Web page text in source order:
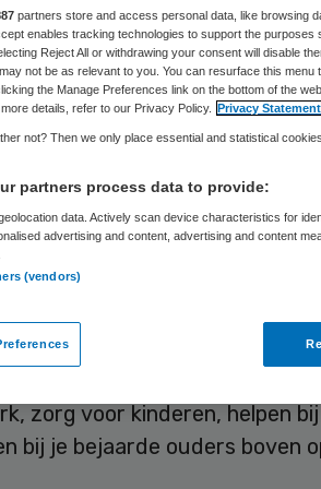
Otto Reuchlin22 januari 2014,13:37
in de thuiszorg krijgt
uur. Maar die medewerker kost
Is het vreemd dat de
zorg wordt
voor elkaar gaan zorgen.
zorg voor kinderen, helpen
bij je bejaarde ouders boven
partners store and access personal data, like browsing
enables tracking technologies to support the
Reject All or withdrawing your consent will disable
not be as relevant to you. You can resurface this
the Manage Preferences link on the bottom of the
details, refer to our Privacy Policy. Privacy Statement
not? Then we only place essential and statistical
partners process data to provide:
data. Actively scan device characteristics for
advertising and content, advertising and content
(vendors)